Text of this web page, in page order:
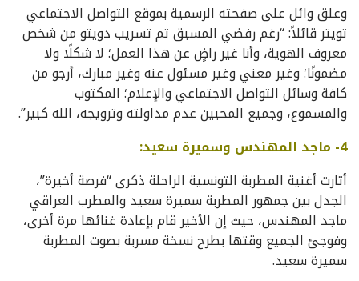
وعلق وائل على صفحته الرسمية بموقع التواصل الاجتماعي
تويتر قائلاً: “رغم رفضي المسبق تم تسريب دويتو من شخص
معروف الهوية، وأنا غير راضٍ عن هذا العمل؛ لا شكلًا ولا
مضمونًا؛ وغير معني وغير مسئول عنه وغير مبارك، أرجو من
كافة وسائل التواصل الاجتماعي والإعلام؛ المكتوب
والمسموع، وجميع المحبين عدم مداولته وترويجه، الله كبير”.
4- ماجد المهندس وسميرة سعيد:
أثارت أغنية المطربة التونسية الراحلة ذكرى “فرصة أخيرة”،
الجدل بين جمهور المطربة سميرة سعيد والمطرب العراقي
ماجد المهندس، حيث إن الأخير قام بإعادة غنائها مرة أخرى،
وفوجئ الجميع وقتها بطرح نسخة مسربة بصوت المطربة
سميرة سعيد.